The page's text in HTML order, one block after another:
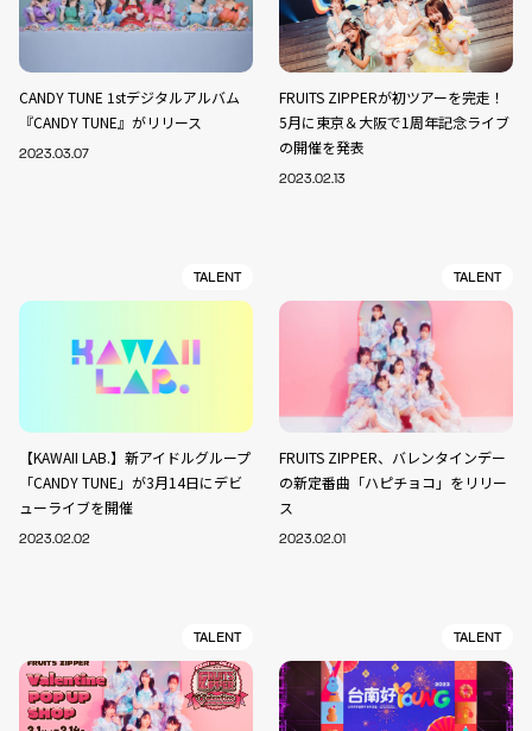
CANDY TUNE 1stデジタルアルバム
『CANDY TUNE』がリリース
2023.03.07
FRUITS ZIPPERが初ツアーを完走！
5月に東京＆大阪で1周年記念ライブ
の開催を発表
2023.02.13
TALENT
【KAWAII LAB.】新アイドルグループ
「CANDY TUNE」が3月14日にデビ
ューライブを開催
2023.02.02
TALENT
FRUITS ZIPPER、バレンタインデー
の新定番曲「ハピチョコ」をリリー
ス
2023.02.01
TALENT TALENT